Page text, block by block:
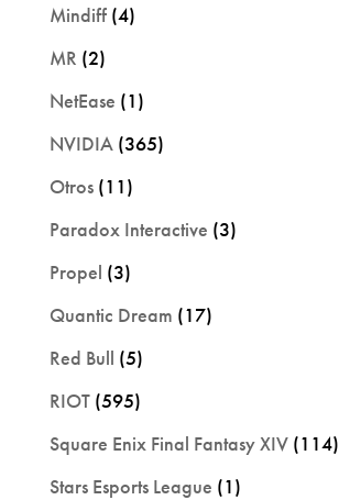
Mindiff(4)
MR (2)
NetEase (1)
NVIDIA(365)
Otros(11)
Paradox Interactive (3)
Propel (3)
Quantic Dream (17)
Red Bull (5)
RIOT(595)
Square Enix Final Fantasy XIV(114)
Stars Esports League (1)